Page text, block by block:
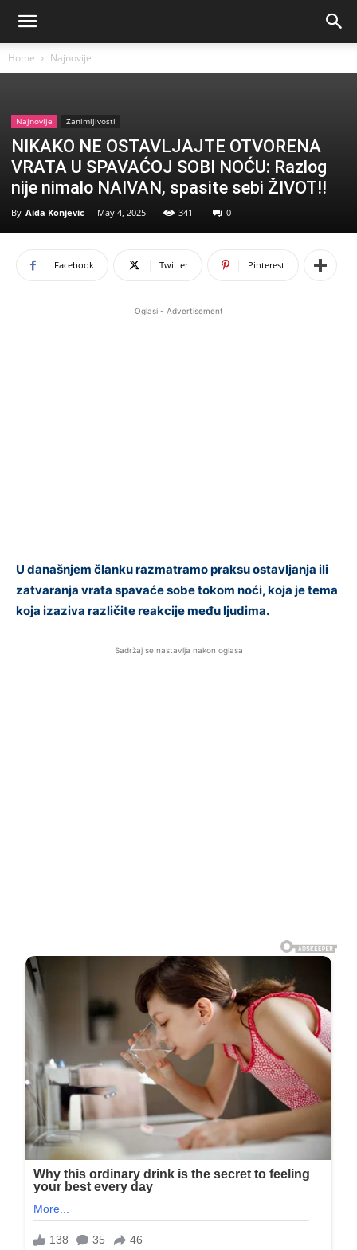
Home Najnovije
Najnovije Zanimljivosti
NIKAKO NE OSTAVLJAJTE OTVORENA
VRATA U SPAVAĆOJ SOBI NOĆU: Razlog
nije nimalo NAIVAN, spasite sebi ŽIVOT!!
By Aida Konjevic - May 4, 2025 341 0
Facebook Twitter Pinterest
Oglasi - Advertisement
U današnjem članku razmatramo praksu ostavljanja ili
zatvaranja vrata spavaće sobe tokom noći, koja je tema
koja izaziva različite reakcije među ljudima.
Sadržaj se nastavlja nakon oglasa